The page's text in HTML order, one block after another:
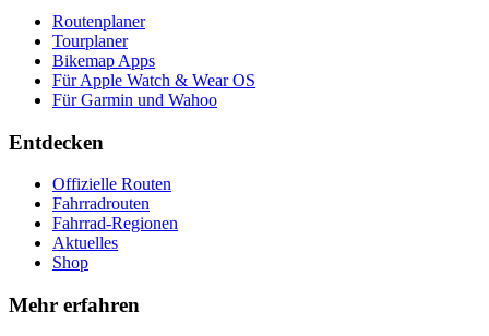
Routenplaner
Tourplaner
Bikemap Apps
Für Apple Watch & Wear OS
Für Garmin und Wahoo
Entdecken
Offizielle Routen
Fahrradrouten
Fahrrad-Regionen
Aktuelles
Shop
Mehr erfahren